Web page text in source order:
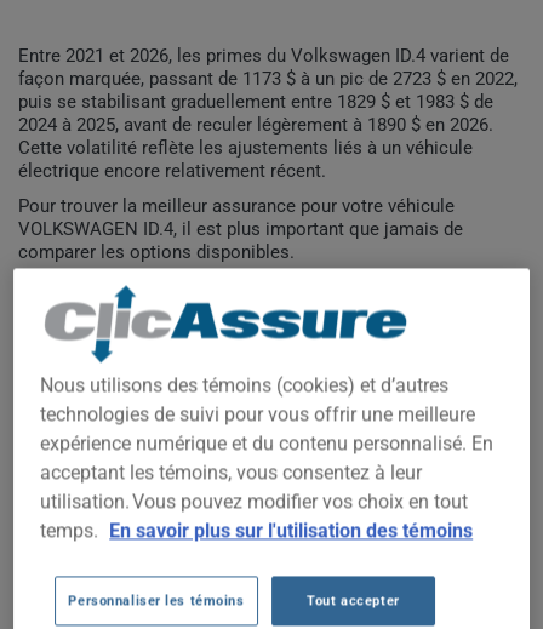
Entre 2021 et 2026, les primes du Volkswagen ID.4 varient de
façon marquée, passant de 1173 $ à un pic de 2723 $ en 2022,
puis se stabilisant graduellement entre 1829 $ et 1983 $ de
2024 à 2025, avant de reculer légèrement à 1890 $ en 2026.
Cette volatilité reflète les ajustements liés à un véhicule
électrique encore relativement récent.
Pour trouver la meilleur assurance pour votre véhicule
VOLKSWAGEN ID.4, il est plus important que jamais de
comparer les options disponibles.
Nous utilisons des témoins (cookies) et d’autres
technologies de suivi pour vous offrir une meilleure
expérience numérique et du contenu personnalisé. En
acceptant les témoins, vous consentez à leur
utilisation. Vous pouvez modifier vos choix en tout
temps. En savoir plus sur l'utilisation des témoins
Personnaliser les témoins Tout accepter